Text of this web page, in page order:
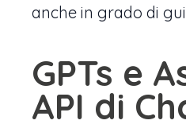
anche in grado di
GPTs e
API di